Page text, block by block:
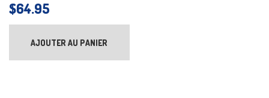
$64.95
AJOUTER AU PANIER